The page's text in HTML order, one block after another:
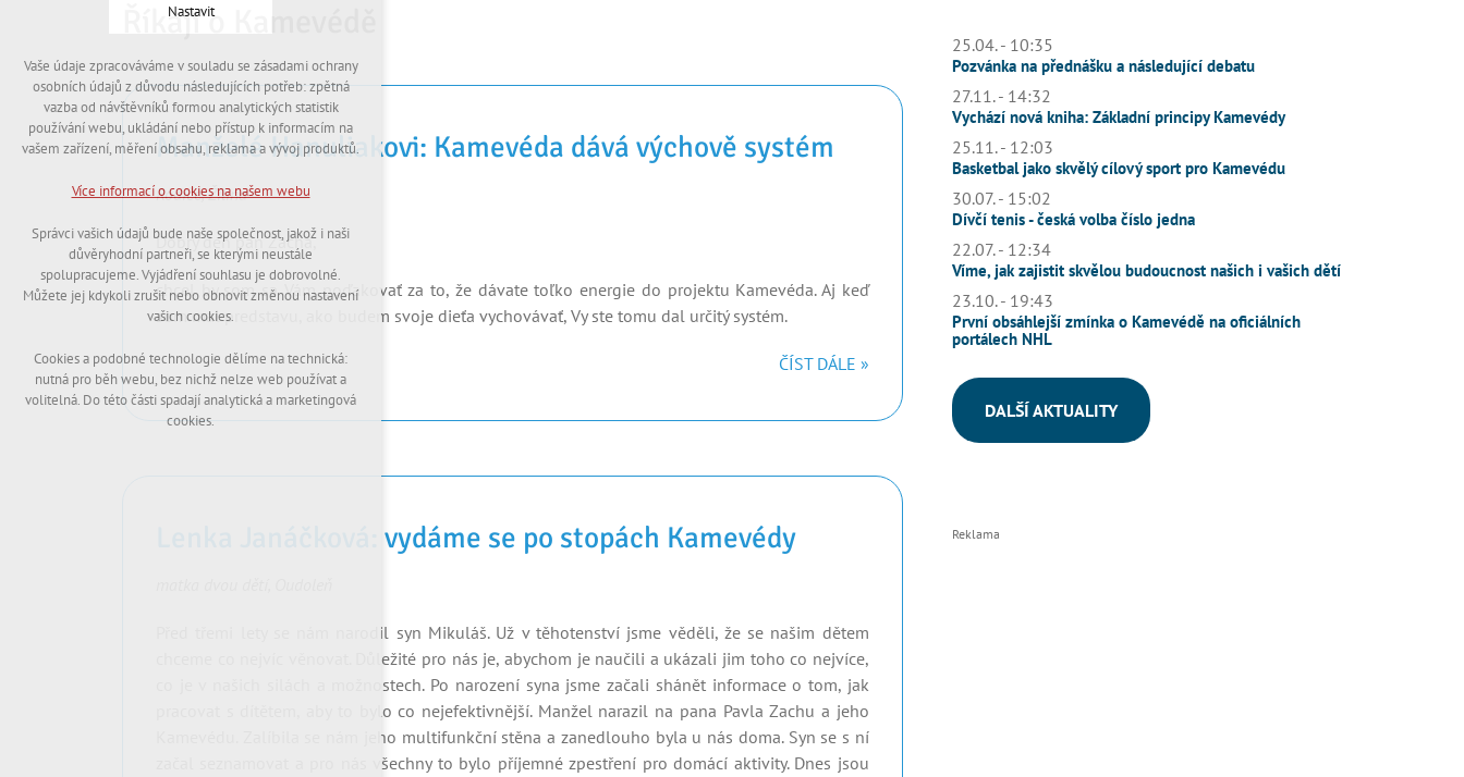
Říkají o Kamevédě
Manželé Hanuliakovi: Kamevéda dává výchově systém
Rodiče, Žilina
Dobrý deň pán Zacha,
chcel by som sa Vám poďakovať za to, že dávate toľko energie do projektu Kamevéda. Aj keď
som mal predstavu, ako budem svoje dieťa vychovávať, Vy ste tomu dal určitý systém.
ČÍST DÁLE »
Lenka Janáčková: vydáme se po stopách Kamevédy
Před třemi lety se nám narodil syn Mikuláš. Už v těhotenství jsme věděli, že se našim dětem
chceme co nejvíc věnovat. Důležité pro nás je, abychom je naučili a ukázali jim toho co nejvíce,
co je v našich silách a možnostech. Po narození syna jsme začali shánět informace o tom, jak
pracovat s dítětem, aby to bylo co nejefektivnější. Manžel narazil na pana Pavla Zachu a jeho
Kamevédu. Zalíbila se nám jeho multifunkční stěna a zanedlouho byla u nás doma. Syn se s ní
začal seznamovat a pro nás všechny to bylo příjemné zpestření pro domácí aktivity. Dnes jsou
25.04. - 10:35
Pozvánka na přednášku a následující debatu
27.11. - 14:32
Vychází nová kniha: Základní principy Kamevédy
25.11. - 12:03
Basketbal jako skvělý cílový sport pro Kamevédu
30.07. - 15:02
Dívčí tenis - česká volba číslo jedna
22.07. - 12:34
Víme, jak zajistit skvělou budoucnost našich i vašich dětí
23.10. - 19:43
První obsáhlejší zmínka o Kamevédě na oficiálních
portálech NHL
DALŠÍ AKTUALITY
Reklama
Nastavit
Technická cookies
nutná pro provozování webu
udržení kontextu stránek (session): případná
přihlášení, volby jazyka, apod.
Volitelná cookies
analytická pro anonymizované vyhodnocení
návštěvnosti
marketingová cookies (Google,Hotjar)
Více informací o cookies na našem webu
Přijmout všechny cookies
Odmítnout vše
Vaše údaje zpracováváme v souladu se zásadami ochrany
osobních údajů z důvodu následujících potřeb: zpětná
vazba od návštěvníků formou analytických statistik
používání webu, ukládání nebo přístup k informacím na
vašem zařízení, měření obsahu, reklama a vývoj produktů.
Více informací o cookies na našem webu
Správci vašich údajů bude naše společnost, jakož i naši
důvěryhodní partneři, se kterými neustále
spolupracujeme. Vyjádření souhlasu je dobrovolné.
Můžete jej kdykoli zrušit nebo obnovit změnou nastavení
vašich cookies.
Cookies a podobné technologie dělíme na technická:
nutná pro běh webu, bez nichž nelze web používat a
volitelná. Do této části spadají analytická a marketingová
cookies.